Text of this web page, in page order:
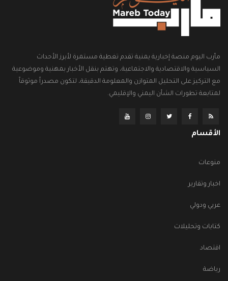
مأرب اليوم منصة إخبارية يمنية تقدم تغطية مستمرة لأبرز الأحداث
السياسية والاقتصادية والاجتماعية، وتهتم بنقل الأخبار بمهنية وموضوعية
مع التركيز على التحليل المتوازن والمعلومة الدقيقة، لتكون مصدراً موثوقاً
لمتابعة تطورات الشأن اليمني والإقليمي.
الأقسام
منوعات
اخبار وتقارير
عربي ودولي
كتابات وتحليلات
اقتصاد
رياضة